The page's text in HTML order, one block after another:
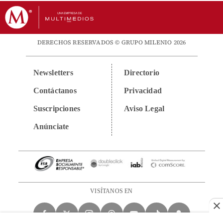
DERECHOS RESERVADOS © GRUPO MILENIO 2026
Newsletters
Contáctanos
Suscripciones
Anúnciate
Directorio
Privacidad
Aviso Legal
VISÍTANOS EN